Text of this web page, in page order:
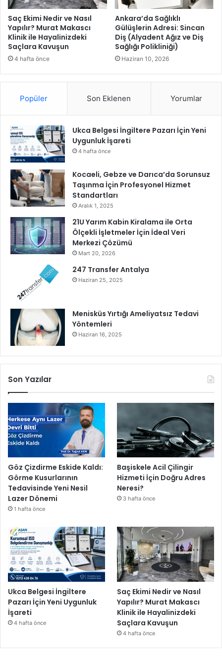
l
u
ş
t
u
r
o
j
e
s
i
e
g
e
e
k
Saç Ekimi Nedir ve Nasıl
Yapılır? Murat Makascı
Klinik ile Hayalinizdeki
Saçlara Kavuşun
4 hafta önce
Ankara’da Sağlıklı
Gülüşlerin Adresi: Sincan
Diş (Alyadent Ağız ve Diş
Sağlığı Polikliniği)
Haziran 10, 2026
Popüler Son Eklenen Yorumlar
Ukca Belgesi İngiltere Pazarı İçin Yeni
Uygunluk İşareti
4 hafta önce
Kocaeli, Gebze ve Darıca’da Sorunsuz
Taşınma İçin Profesyonel Hizmet
Standartları
Aralık 1, 2025
21U Yarım Kabin Kiralama ile Orta
Ölçekli İşletmeler İçin İdeal Veri
Merkezi Çözümü
Mart 20, 2026
247 Transfer Antalya
Haziran 25, 2025
Menisküs Yırtığı Ameliyatsız Tedavi
Yöntemleri
Haziran 16, 2025
Son Yazılar
Göz Çizdirme Eskide Kaldı:
Görme Kusurlarının
Tedavisinde Yeni Nesil
Lazer Dönemi
1 hafta önce
Başiskele Acil Çilingir
Hizmeti İçin Doğru Adres
Neresi?
3 hafta önce
Ukca Belgesi İngiltere
Pazarı İçin Yeni Uygunluk
İşareti
4 hafta önce
Saç Ekimi Nedir ve Nasıl
Yapılır? Murat Makascı
Klinik ile Hayalinizdeki
Saçlara Kavuşun
4 hafta önce